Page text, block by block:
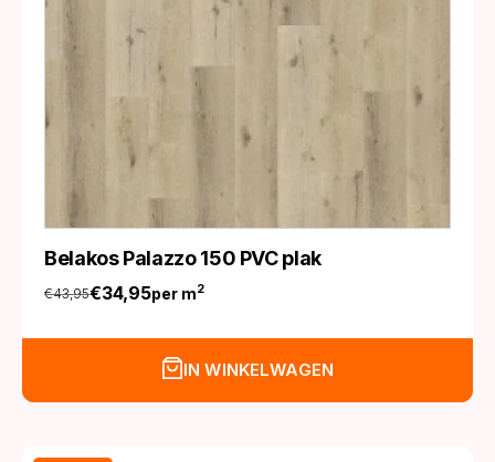
Belakos Palazzo 150 PVC plak
€43,95
Oorspronkelijke
prijs
€34,95
Huidige
prijs
per m2
IN WINKELWAGEN